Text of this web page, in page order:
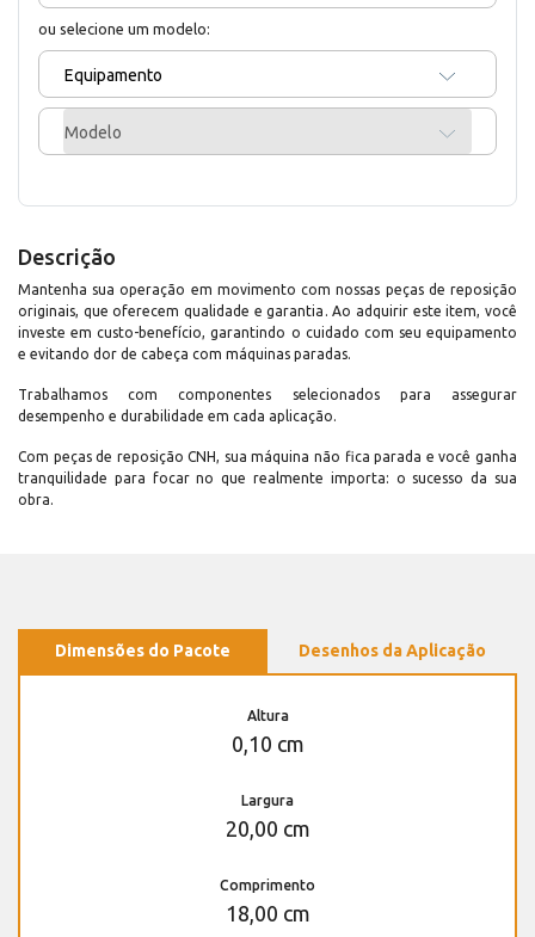
ou selecione um modelo:
Equipamento
Modelo
Descrição
Mantenha sua operação em movimento com nossas peças de reposição
originais, que oferecem qualidade e garantia. Ao adquirir este item, você
investe em custo-benefício, garantindo o cuidado com seu equipamento
e evitando dor de cabeça com máquinas paradas.
Trabalhamos com componentes selecionados para assegurar
desempenho e durabilidade em cada aplicação.
Com peças de reposição CNH, sua máquina não fica parada e você ganha
tranquilidade para focar no que realmente importa: o sucesso da sua
obra.
Dimensões do Pacote Desenhos da Aplicação
Altura
0,10 cm
Largura
20,00 cm
Comprimento
18,00 cm